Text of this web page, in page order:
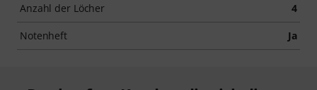
Anzahl der Löcher 4
Notenheft Ja